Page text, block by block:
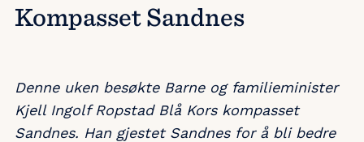
Kompasset Sandnes
Denne uken besøkte Barne og familieminister
Kjell Ingolf Ropstad Blå Kors kompasset
Sandnes. Han gjestet Sandnes for å bli bedre